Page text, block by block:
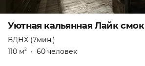
Уютная кальянная Лайк смок
ВДНХ (7мин.)
110 м2 • 60 человек